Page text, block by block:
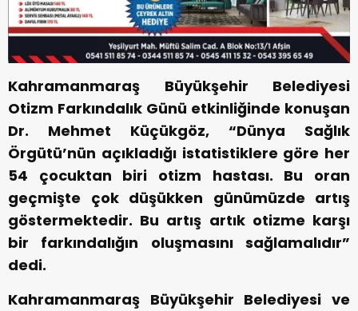
Kahramanmaraş Büyükşehir Belediyesi
Otizm Farkındalık Günü etkinliğinde konuşan
Dr. Mehmet Küçükgöz, “Dünya Sağlık
Örgütü’nün açıkladığı istatistiklere göre her
54 çocuktan biri otizm hastası. Bu oran
geçmişte çok düşükken günümüzde artış
göstermektedir. Bu artış artık otizme karşı
bir farkındalığın oluşmasını sağlamalıdır”
dedi.
Kahramanmaraş Büyükşehir Belediyesi ve